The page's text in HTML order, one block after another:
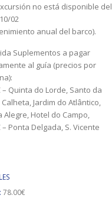
no está disponible del
10/02
anual del barco).
Suplementos a pagar
al guía (precios por
– Quinta do Lorde, Santo da
Jardim do Atlântico,
Alegre, Hotel do Campo,
– Ponta Delgada, S. Vicente
78.00€